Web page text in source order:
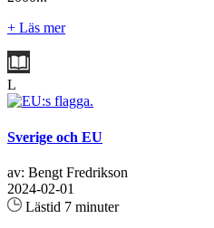
+ Läs mer
L
Sverige och EU
av: Bengt Fredrikson
2024-02-01
Lästid 7 minuter